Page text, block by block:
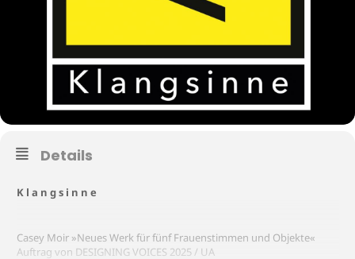
Details
K l a n g s i n n e
Casey Moir »Neues Werk für fünf Frauenstimmen und Objekte«
Auftrag von DESIGNING VOICES 2025 / UA